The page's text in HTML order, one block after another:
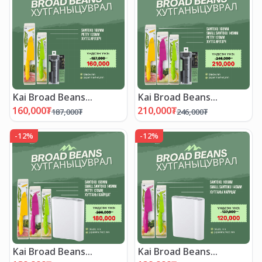
Kai Broad Beans
хутганы "ХЯМДРАЛТАЙ
БАГЦ-10"
160,000₮187,000₮
Kai Broad Beans
хутганы "ХЯМДРАЛТАЙ
БАГЦ-9"
210,000₮246,000₮
-12%
Kai Broad Beans
-12%
Kai Broad Beans